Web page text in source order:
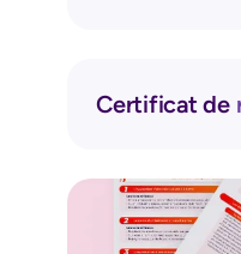
Certificat de